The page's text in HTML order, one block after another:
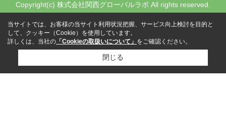
Copyright(c) 株式会社関西グローバルラボ All rights reserved.
当サイトでは、お客様の当サイト利用状況把握、サービス向上検討を目的と
して、クッキー（Cookie）を使用しています。
詳しくは、当社の 「Cookieの取扱いについて」 をご確認ください。
閉じる